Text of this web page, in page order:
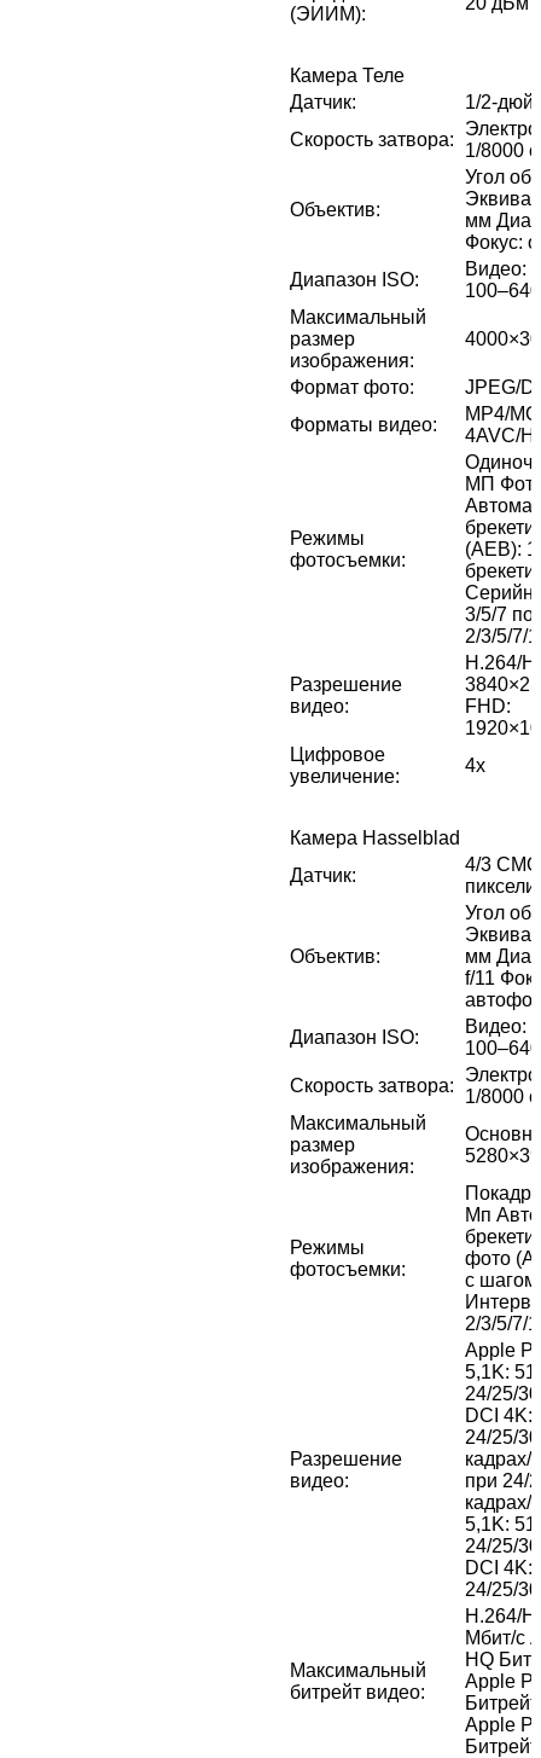
(ЭИИМ):
Камера Теле
Датчик:
1/2-
Скорость затвора:
1/8000 с
Объектив:
Угол
мм
Фокус:
Диапазон ISO:
Видео:
Максимальный
размер
изображения:
Формат фото:
JPEG/
Форматы видео:
MP4/
4AVC/
Режимы
фотосъемки:
МП
(AEB):
3/5/7
2/3/5/7/
Разрешение
видео:
H.264/
FHD:
Цифровое
увеличение:
4x
Камера Hasselblad
Датчик:
4/3
Объектив:
Угол
мм
f/11
Диапазон ISO:
Видео:
Скорость затвора:
1/8000 с
Максимальный
размер
изображения:
Режимы
фотосъемки:
Мп
фото
с шагом
2/3/5/7/
Разрешение
видео:
Apple
5,1K:
24/25/
DCI 4K:
24/25/
кадрах/
при 24/
кадрах/с H.264/
5,1K:
24/25/
DCI 4K:
24/25/30
Максимальный
битрейт видео:
H.264/
Мбит/с
HQ
Apple
Apple